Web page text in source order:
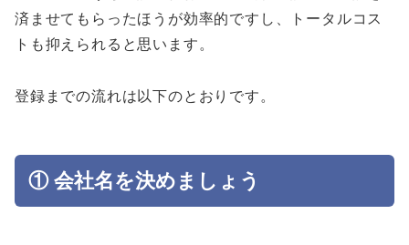
済ませてもらったほうが効率的ですし、トータルコス
トも抑えられると思います。
登録までの流れは以下のとおりです。
① 会社名を決めましょう